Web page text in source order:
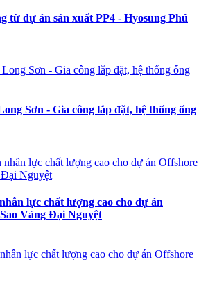
từ dự án sản xuất PP4 - Hyosung Phú
Sơn - Gia công lắp đặt, hệ thống ống
lực chất lượng cao cho dự án
Vàng Đại Nguyệt